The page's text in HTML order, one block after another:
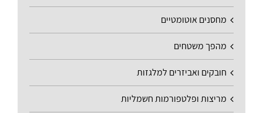
מחסנים אוטומטיים
מהפך משטחים
חובקים ואביזרים למלגזות
מריצות ופלטפורמות חשמליות